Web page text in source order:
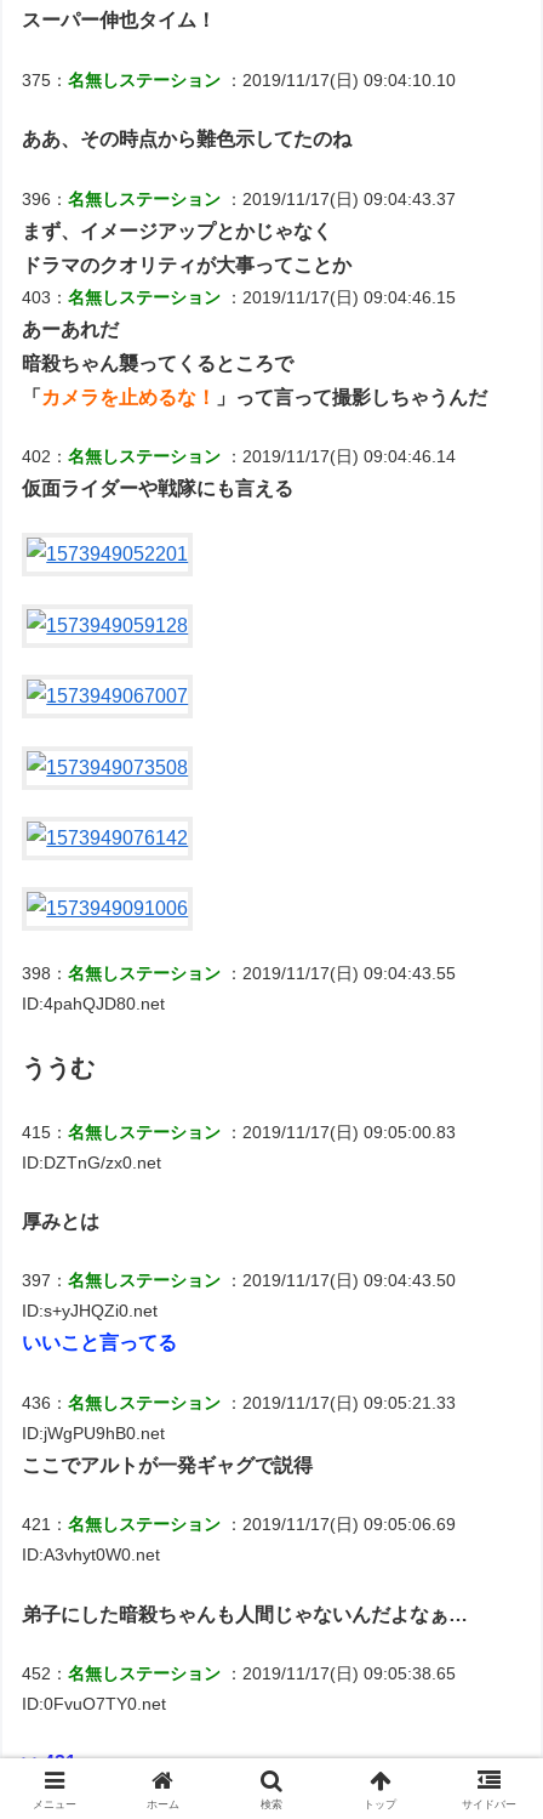
スーパー伸也タイム！
375：名無しステーション ：2019/11/17(日) 09:04:10.10
ああ、その時点から難色示してたのね
396：名無しステーション ：2019/11/17(日) 09:04:43.37
まず、イメージアップとかじゃなく
ドラマのクオリティが大事ってことか
403：名無しステーション ：2019/11/17(日) 09:04:46.15
あーあれだ
暗殺ちゃん襲ってくるところで
「 カメラを止めるな！ 」って言って撮影しちゃうんだ
402：名無しステーション ：2019/11/17(日) 09:04:46.14
仮面ライダーや戦隊にも言える
398：名無しステーション
：2019/11/17(日) 09:04:43.55
ID:4pahQJD80.net
ううむ
415：名無しステーション
：2019/11/17(日) 09:05:00.83
ID:DZTnG/zx0.net
厚みとは
397：名無しステーション
：2019/11/17(日) 09:04:43.50
ID:s+yJHQZi0.net
いいこと言ってる
436：名無しステーション
：2019/11/17(日) 09:05:21.33
ID:jWgPU9hB0.net
ここでアルトが一発ギャグで説得
421：名無しステーション
：2019/11/17(日) 09:05:06.69
ID:A3vhyt0W0.net
弟子にした暗殺ちゃんも人間じゃないんだよなぁ…
452：名無しステーション
：2019/11/17(日) 09:05:38.65
ID:0FvuO7TY0.net
>>421
気付いてないけどねｗ
メニュー ホーム 検索 トップ サイドバー